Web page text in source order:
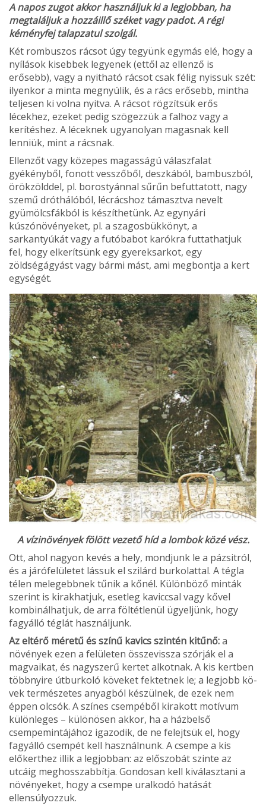
A napos zugot akkor használjuk ki a legjobban, ha
megtaláljuk a hozzá­illő széket vagy padot. A régi
kémény­fej talapzatul szolgál.
Két rombuszos rá­csot úgy tegyünk egymás elé, hogy a
nyí­lások kisebbek legyenek (ettől az ellenző is
erősebb), vagy a nyitható rácsot csak félig nyissuk szét:
ilyenkor a minta megnyúlik, és a rács erősebb, mintha
teljesen ki volna nyitva. A rácsot rögzítsük erős
lécekhez, ezeket pedig szögezzük a falhoz vagy a
kerítéshez. A léceknek ugyanolyan magas­nak kell
lenniük, mint a rácsnak.
Ellenzőt vagy közepes magasságú vá­laszfalat
gyékényből, fonott vesszőből, deszkából, bambuszból,
örökzölddel, pl. borostyánnal sűrűn befuttatott, nagy
sze­mű dróthálóból, lécrácshoz támasztva ne­velt
gyümölcsfákból is készíthetünk. Az egy­nyári
kúszónövényeket, pl. a szagosbük­könyt, a
sarkantyúkát vagy a futóbabot karókra futtathatjuk
fel, hogy elkerítsünk egy gyereksarkot, egy
zöldségágyást vagy bármi mást, ami megbontja a kert
egy­ségét.
A vízinövények fölött vezető híd a lombok közé vész.
Ott, ahol nagyon kevés a hely, mondjunk le a pázsitról,
és a járófelületet lássuk el szilárd burkolattal. A tégla
télen melegebb­nek tűnik a kőnél. Különböző minták
szerint is kirakhatjuk, esetleg kaviccsal vagy kővel
kombinálhatjuk, de arra föltétlenül ügyel­jünk, hogy
fagyálló téglát használjunk.
Az eltérő méretű és színű kavics szintén kitűnő:a
növények ezen a felületen össze­vissza szórják el a
magvaikat, és nagysze­rű kertet alkotnak. A kis kertben
többnyire útburkoló köveket fektetnek le; a legjobb kö­
vek természetes anyagból készülnek, de ezek nem
éppen olcsók. A színes csempé­ből kirakott motívum
különleges – különö­sen akkor, ha a házbelső
csempemintájá­hoz igazodik, de ne felejtsük el, hogy
fagy­álló csempét kell használnunk. A csempe a kis
előkerthez illik a legjob­ban: az előszobát szinte az
utcáig meg­hosszabbítja. Gondosan kell kiválasztani a
növényeket, hogy a csempe uralkodó hatá­sát
ellensúlyozzuk.